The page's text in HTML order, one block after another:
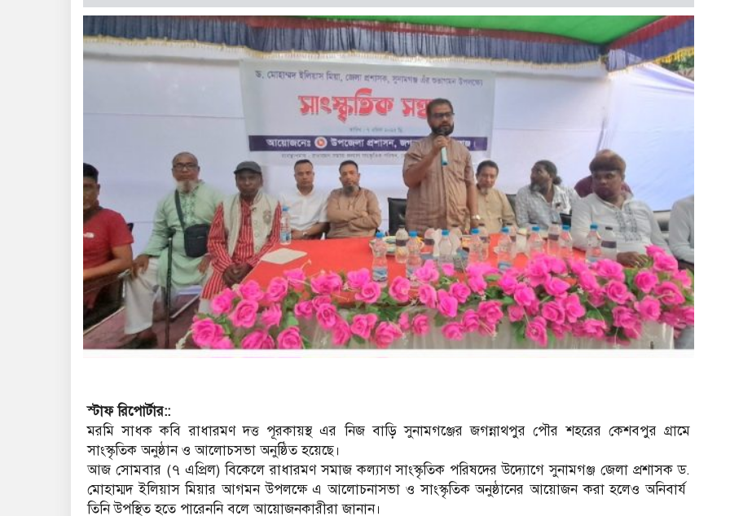
স্টাফ রিপোর্টার::
মরমি সাধক কবি রাধারমণ দত্ত পূরকায়স্থ এর নিজ বাড়ি সুনামগঞ্জের জগন্নাথপুর পৌর শহরের কেশবপুর গ্রামে
সাংস্কৃতিক অনুষ্ঠান ও আলোচসভা অনুষ্ঠিত হয়েছে।
আজ সোমবার (৭ এপ্রিল) বিকেলে রাধারমণ সমাজ কল্যাণ সাংস্কৃতিক পরিষদের উদ্যোগে সুনামগঞ্জ জেলা প্রশাসক ড.
মোহাম্মদ ইলিয়াস মিয়ার আগমন উপলক্ষে এ আলোচনাসভা ও সাংস্কৃতিক অনুষ্ঠানের আয়োজন করা হলেও অনিবার্য
তিনি উপস্থিত হতে পারেননি বলে আয়োজনকারীরা জানান।